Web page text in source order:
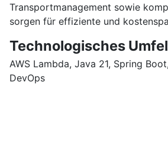
Transportmanagement sowie
sorgen für effiziente und
Technologisches
AWS Lambda, Java 21, Spring
DevOps